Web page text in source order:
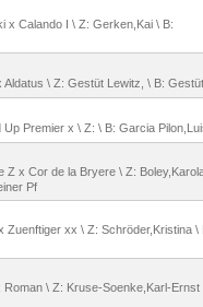
x Calando I \ Z: Gerken,Kai \ B:
Aldatus \ Z: Gestüt Lewitz, \ B:
Up Premier x \ Z: \ B: Garcia
Z x Cor de la Bryere \ Z:
Pf
Zuenftiger xx \ Z: Schröder,Kristina \
\ Z: Kruse-Soenke,Karl-Ernst